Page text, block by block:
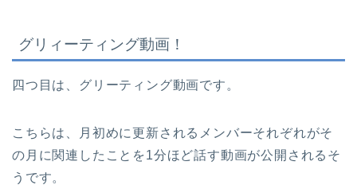
グリィーティング動画！
四つ目は、グリーティング動画です。
こちらは、月初めに更新されるメンバーそれぞれがそ
の月に関連したことを1分ほど話す動画が公開されるそ
うです。